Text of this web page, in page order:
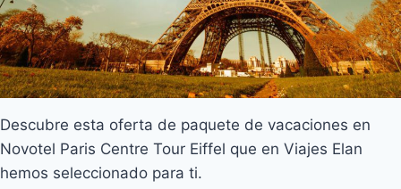
Descubre esta oferta de paquete de vacaciones en
Novotel Paris Centre Tour Eiffel que en Viajes Elan
hemos seleccionado para ti.